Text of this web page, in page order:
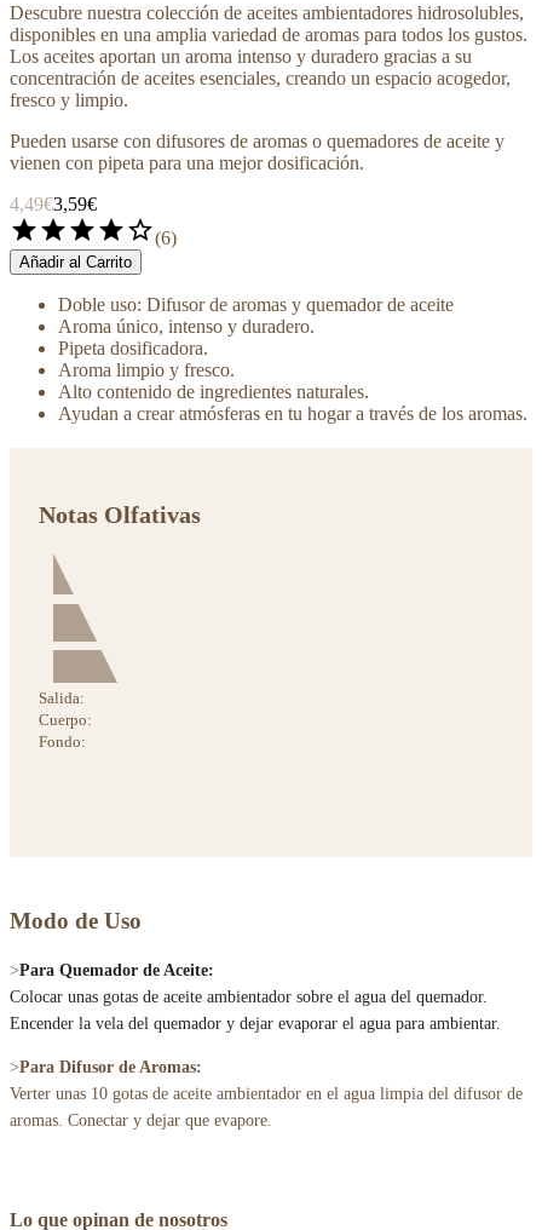
Descubre nuestra colección de aceites ambientadores hidrosolubles,
disponibles en una amplia variedad de aromas para todos los gustos.
Los aceites aportan un aroma intenso y duradero gracias a su
concentración de aceites esenciales, creando un espacio acogedor,
fresco y limpio.
Pueden usarse con difusores de aromas o quemadores de aceite y
vienen con pipeta para una mejor dosificación.
4,49€3,59€
starstarstarstarstar_border(6)
Añadir al Carrito
Doble uso: Difusor de aromas y quemador de aceite
Aroma único, intenso y duradero.
Pipeta dosificadora.
Aroma limpio y fresco.
Alto contenido de ingredientes naturales.
Ayudan a crear atmósferas en tu hogar a través de los aromas.
Notas Olfativas
Salida:
Cuerpo:
Fondo:
Modo de Uso
>Para Quemador de Aceite:
Colocar unas gotas de aceite ambientador sobre el agua del quemador.
Encender la vela del quemador y dejar evaporar el agua para ambientar.
>Para Difusor de Aromas:
Verter unas 10 gotas de aceite ambientador en el agua limpia del difusor de
aromas. Conectar y dejar que evapore.
Lo que opinan de nosotros